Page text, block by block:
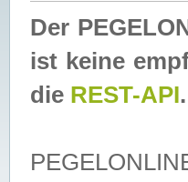
Der
ist keine
die REST-API.